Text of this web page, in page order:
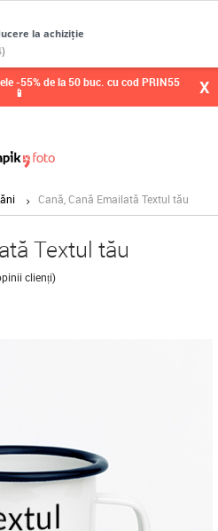
-55% de la 50 buc. cu cod PRIN55
📱 X
Cană, Cană Emailată Textul tău
Textul tău
clienți)